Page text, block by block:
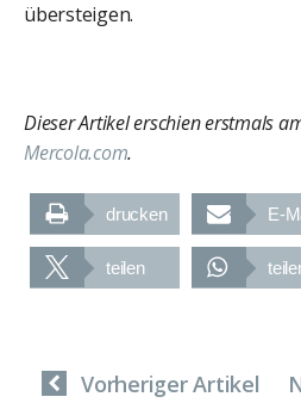
übersteigen.
Dieser Artikel erschien erstmals
Mercola.com.
drucken E-
teilen
Vorheriger Artikel